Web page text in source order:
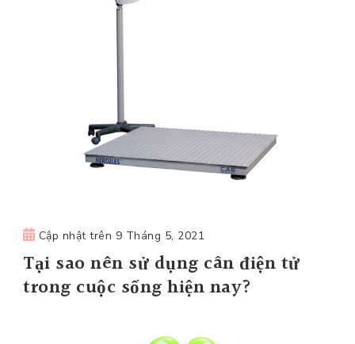
Cập nhật trên 9 Tháng 5, 2021
Tại sao nên sử dụng cân điện tử
trong cuộc sống hiện nay?